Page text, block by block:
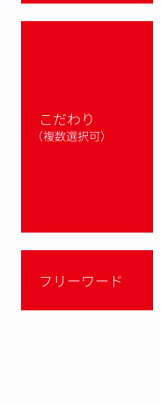
こだわり
（複数選択可）
フリーワード